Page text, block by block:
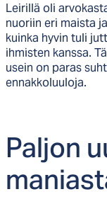
Leirillä oli
nuoriin eri maista
kuinka hyvin tuli
ihmisten kanssa.
usein on paras
ennakkoluuloja.
Pal­jon